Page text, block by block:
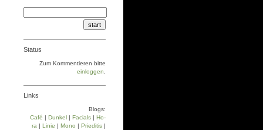
Status
Zum Kommentieren bitte
einloggen
Links
Blogs:
Café | Dun­kel | Facials | Ho­
ra | Linie | Mo­no | Prie­di­tis |